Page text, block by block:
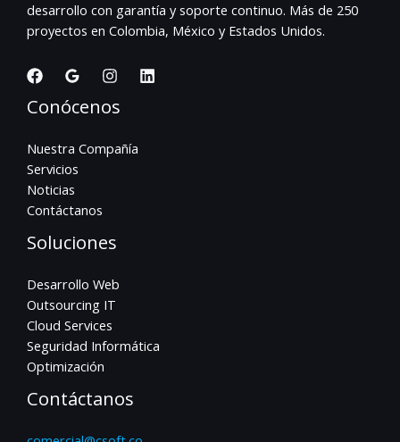
desarrollo con garantía y soporte continuo. Más de 250
proyectos en Colombia, México y Estados Unidos.
Conócenos
Nuestra Compañía
Servicios
Noticias
Contáctanos
Soluciones
Desarrollo Web
Outsourcing IT
Cloud Services
Seguridad Informática
Optimización
Contáctanos